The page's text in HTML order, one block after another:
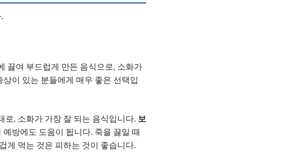
끓여 부드럽게 만든 음식으로, 소화가
상이 있는 분들에게 매우 좋은 선택입
로, 소화가 가장 잘 되는 음식입니다. 보
방에도 도움이 됩니다. 죽을 끓일 때
게 먹는 것은 피하는 것이 좋습니다.